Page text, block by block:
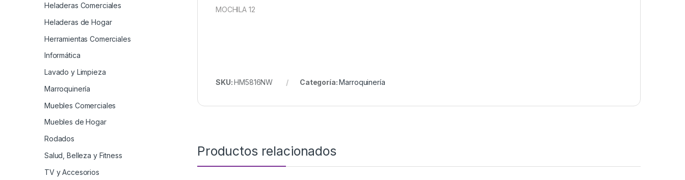
MOCHILA 12
SKU:HM5816NW Categoría:Marroquinería
Productos relacionados
Heladeras Comerciales
Heladeras de Hogar
Herramientas Comerciales
Informática
Lavado y Limpieza
Marroquinería
Muebles Comerciales
Muebles de Hogar
Rodados
Salud, Belleza y Fitness
TV y Accesorios